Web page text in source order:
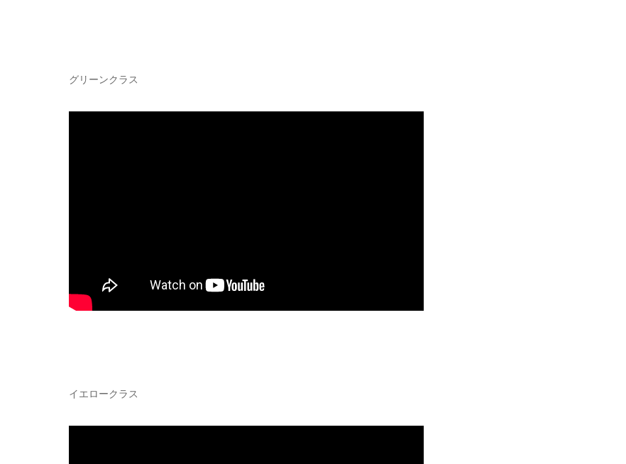
グリーンクラス
イエロークラス